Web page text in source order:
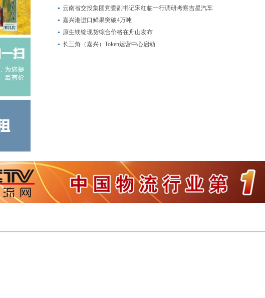
云南省交投集团党委副书记宋红临一行调研考察吉星汽车
嘉兴港进口鲜果突破4万吨
原生镁锭现货综合价格在舟山发布
长三角（嘉兴）Token运营中心启动